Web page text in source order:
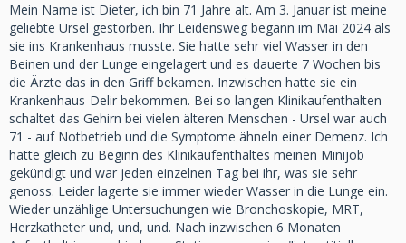
Mein Name ist Dieter, ich bin 71 Jahre alt. Am 3. Januar ist meine
geliebte Ursel gestorben. Ihr Leidensweg begann im Mai 2024 als
sie ins Krankenhaus musste. Sie hatte sehr viel Wasser in den
Beinen und der Lunge eingelagert und es dauerte 7 Wochen bis
die Ärzte das in den Griff bekamen. Inzwischen hatte sie ein
Krankenhaus-Delir bekommen. Bei so langen Klinikaufenthalten
schaltet das Gehirn bei vielen älteren Menschen - Ursel war auch
71 - auf Notbetrieb und die Symptome ähneln einer Demenz. Ich
hatte gleich zu Beginn des Klinikaufenthaltes meinen Minijob
gekündigt und war jeden einzelnen Tag bei ihr, was sie sehr
genoss. Leider lagerte sie immer wieder Wasser in die Lunge ein.
Wieder unzählige Untersuchungen wie Bronchoskopie, MRT,
Herzkatheter und, und, und. Nach inzwischen 6 Monaten